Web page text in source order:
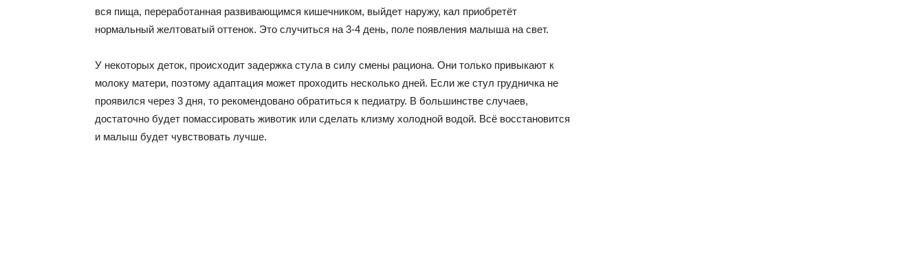
вся пища, переработанная развивающимся кишечником, выйдет наружу, кал приобретёт
нормальный желтоватый оттенок. Это случиться на 3-4 день, поле появления малыша на свет.
У некоторых деток, происходит задержка стула в силу смены рациона. Они только привыкают к
молоку матери, поэтому адаптация может проходить несколько дней. Если же стул грудничка не
проявился через 3 дня, то рекомендовано обратиться к педиатру. В большинстве случаев,
достаточно будет помассировать животик или сделать клизму холодной водой. Всё восстановится
и малыш будет чувствовать лучше.